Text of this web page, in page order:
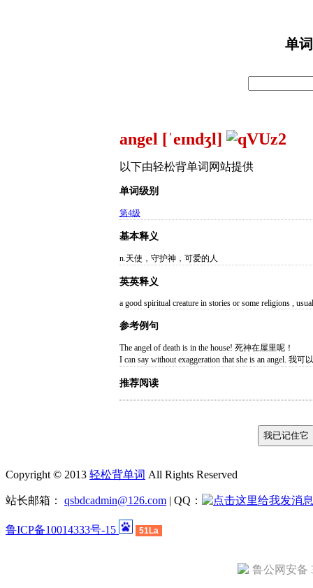
单
angel [ˈeɪndʒl]
以下由轻松背单词网站提供
单词级别
第4级
基本释义
n.天使，守护神，可爱的人
英英释义
a good spiritual creature in stories or some religions ,
参考例句
The angel of death is in the house! 死神在屋里呢！
I can say without exaggeration that she is an angel. 我
推荐阅读
Copyright © 2013 轻松背单词 All Rights Reserved
站长邮箱： qsbdcadmin@126.com | QQ：
鲁ICP备10014333号-15 51La
鲁公网安备